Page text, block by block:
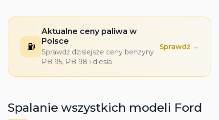
⛽
Aktualne ceny paliwa w
Polsce
Sprawdź dzisiejsze ceny benzyny
PB 95, PB 98 i diesla
Sprawdź →
Spalanie wszystkich modeli Ford